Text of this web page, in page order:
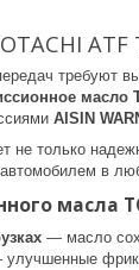
требуют
масло
AISIN
не только
в
масла
— масло